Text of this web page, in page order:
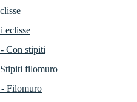
eclisse
Con stipiti
filomuro
- Filomuro